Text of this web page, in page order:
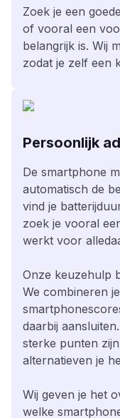
Zoek je een
of vooral een
belangrijk is. Wij
zodat je zelf een
Persoonlijk
De smartphone
automatisch de
vind je
zoek je vooral
werkt voor
Onze keuzehulp
We combineren
daarbij
sterke punten
alternatieven je
Wij geven je het
welke